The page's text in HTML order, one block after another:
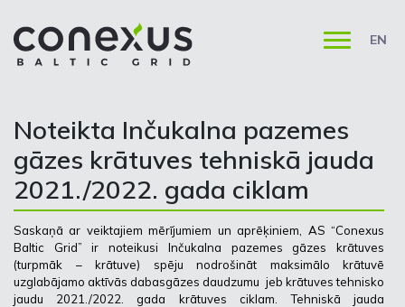
EN
Noteikta Inčukalna pazemes
gāzes krātuves tehniskā jauda
2021./2022. gada ciklam
Saskaņā ar veiktajiem mērījumiem un aprēķiniem, AS “Conexus
Baltic Grid” ir noteikusi Inčukalna pazemes gāzes krātuves
(turpmāk – krātuve) spēju nodrošināt maksimālo krātuvē
uzglabājamo aktīvās dabasgāzes daudzumu jeb krātuves tehnisko
jaudu 2021./2022. gada krātuves ciklam. Tehniskā jauda